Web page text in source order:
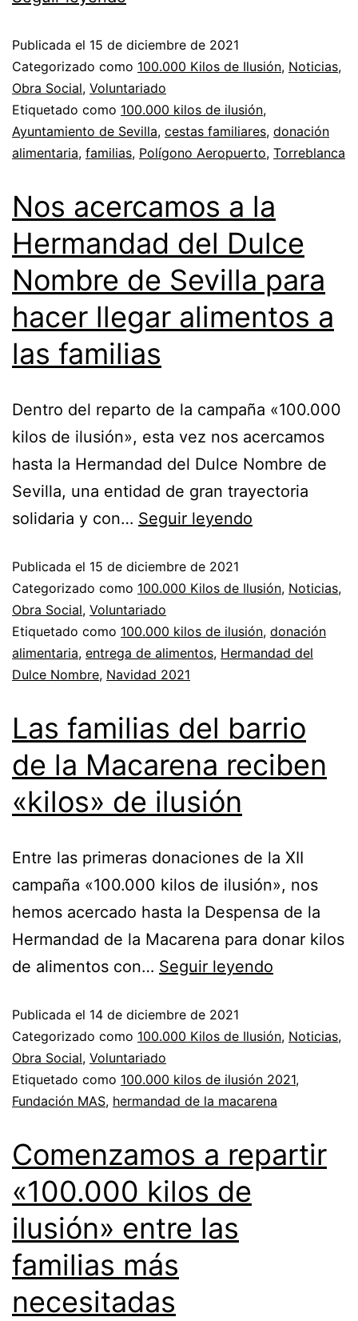
Publicada el 15 de diciembre de 2021
Categorizado como 100.000 Kilos de Ilusión, Noticias,
Obra Social, Voluntariado
Etiquetado como 100.000 kilos de ilusión,
Ayuntamiento de Sevilla, cestas familiares, donación
alimentaria, familias, Polígono Aeropuerto, Torreblanca
Nos acercamos a la
Hermandad del Dulce
Nombre de Sevilla para
hacer llegar alimentos a
las familias
Dentro del reparto de la campaña «100.000
kilos de ilusión», esta vez nos acercamos
hasta la Hermandad del Dulce Nombre de
Sevilla, una entidad de gran trayectoria
solidaria y con… Seguir leyendo
Publicada el 15 de diciembre de 2021
Categorizado como 100.000 Kilos de Ilusión, Noticias,
Obra Social, Voluntariado
Etiquetado como 100.000 kilos de ilusión, donación
alimentaria, entrega de alimentos, Hermandad del
Dulce Nombre, Navidad 2021
Las familias del barrio
de la Macarena reciben
«kilos» de ilusión
Entre las primeras donaciones de la XII
campaña «100.000 kilos de ilusión», nos
hemos acercado hasta la Despensa de la
Hermandad de la Macarena para donar kilos
de alimentos con… Seguir leyendo
Publicada el 14 de diciembre de 2021
Categorizado como 100.000 Kilos de Ilusión, Noticias,
Obra Social, Voluntariado
Etiquetado como 100.000 kilos de ilusión 2021,
Fundación MAS, hermandad de la macarena
Comenzamos a repartir
«100.000 kilos de
ilusión» entre las
familias más
necesitadas